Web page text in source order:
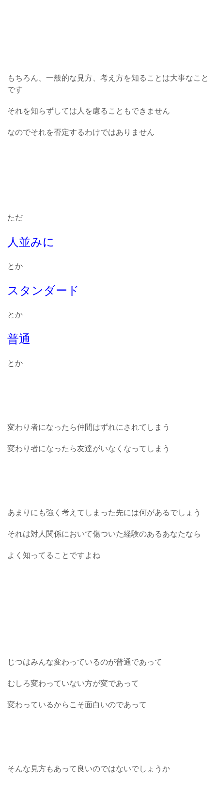
もちろん、一般的な見方、考え方を知ることは大事なこと
です
それを知らずしては人を慮ることもできません
なのでそれを否定するわけではありません
ただ
人並みに
とか
スタンダード
とか
普通
とか
変わり者になったら仲間はずれにされてしまう
変わり者になったら友達がいなくなってしまう
あまりにも強く考えてしまった先には何があるでしょう
それは対人関係において傷ついた経験のあるあなたなら
よく知ってることですよね
じつはみんな変わっているのが普通であって
むしろ変わっていない方が変であって
変わっているからこそ面白いのであって
そんな見方もあって良いのではないでしょうか